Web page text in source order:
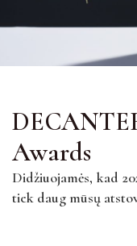
Awards
Didžiuojamės, kad
tiek daug mūsų